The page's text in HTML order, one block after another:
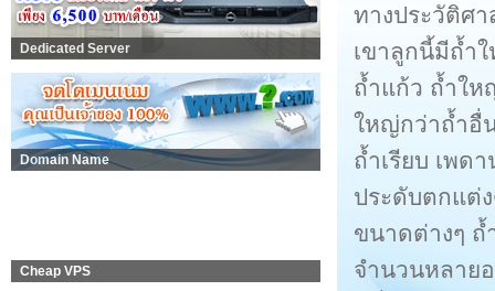
Dedicated Server
Domain Name
Cheap VPS
ทางประวัติศ
เขาลูกนี้มีถ้ำ
ถ้ำแก้ว ถ้ำให
ใหญ่กว่าถ้ำอื่
ถ้ำเรียบ เพด
ประดับตกแต่
ขนาดต่างๆ ถ้
จำนวนหลา